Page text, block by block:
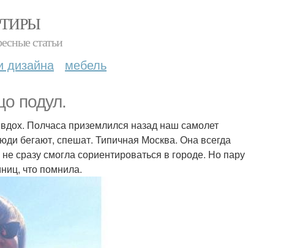
статьи
дизайна мебель
подул.
Полчаса приземлился назад наш самолет
бегают, спешат. Типичная Москва. Она всегда
сразу смогла сориентироваться в городе. Но пару
что помнила.